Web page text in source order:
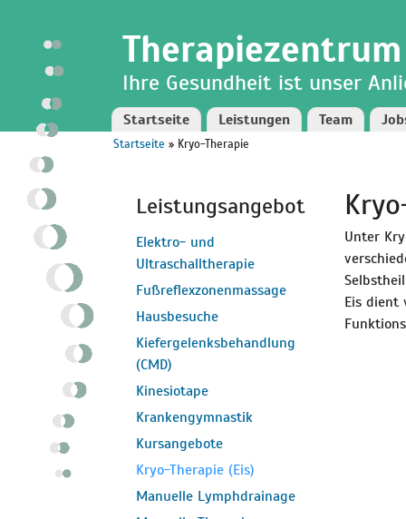
Ihre Gesundheit ist unser
Startseite Leistungen Team
Startseite » Kryo-Therapie
Unter
Eis dient
Leistungsangebot
Elektro- und
Ultraschalltherapie
Fußreflexzonenmassage
Hausbesuche
Kiefergelenksbehandlung
(CMD)
Kinesiotape
Krankengymnastik
Kursangebote
Kryo-Therapie (Eis)
Manuelle Lymphdrainage